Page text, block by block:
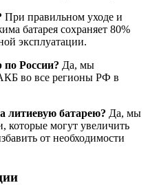
При правильном уходе и
батарея сохраняет 80%
эксплуатации.
России? Да, мы
во все регионы РФ в
литиевую батарею? Да, мы
которые могут увеличить
от необходимости